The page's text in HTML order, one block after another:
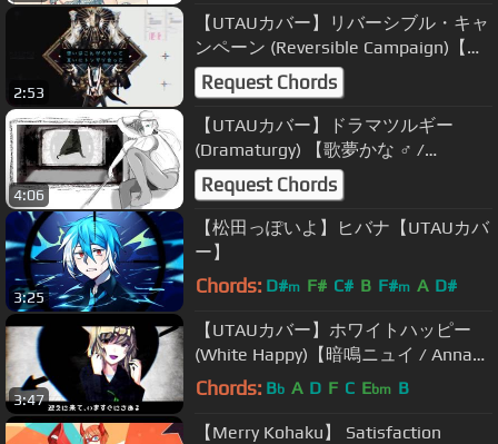
2:53
【UTAUカバー】リバーシブル・キャ
ンペーン (Reversible Campaign)【塩
音ルト】+UST
Request Chords
4:06
【UTAUカバー】ドラマツルギー
(Dramaturgy) 【歌夢かな ♂ /
Utayume Kana】
Request Chords
3:25
【松田っぽいよ】ヒバナ【UTAUカバ
ー】
Chords: D#m F# C# B F#m A D#
3:47
【UTAUカバー】ホワイトハッピー
(White Happy)【暗鳴ニュイ / Anna
Nyui】+UST DL
Chords: Bb A D F C Ebm B
【Merry Kohaku】 Satisfaction